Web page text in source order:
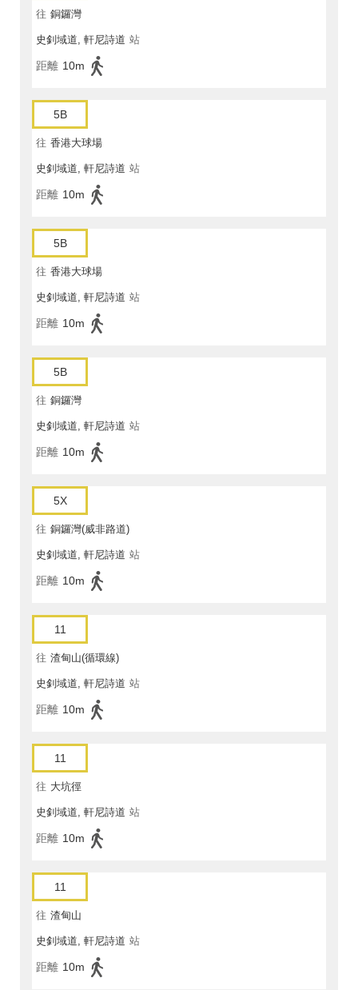
往 銅鑼灣
史釗域道, 軒尼詩道 站
距離 10m
5B
往 香港大球場
史釗域道, 軒尼詩道 站
距離 10m
5B
往 香港大球場
史釗域道, 軒尼詩道 站
距離 10m
5B
往 銅鑼灣
史釗域道, 軒尼詩道 站
距離 10m
5X
往 銅鑼灣(威非路道)
史釗域道, 軒尼詩道 站
距離 10m
11
往 渣甸山(循環線)
史釗域道, 軒尼詩道 站
距離 10m
11
往 大坑徑
史釗域道, 軒尼詩道 站
距離 10m
11
往 渣甸山
史釗域道, 軒尼詩道 站
距離 10m